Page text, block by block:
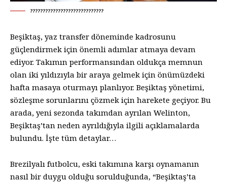
?????????????????????????????
Beşiktaş, yaz transfer döneminde kadrosunu
güçlendirmek için önemli adımlar atmaya devam
ediyor. Takımın performansından oldukça memnun
olan iki yıldızıyla bir araya gelmek için önümüzdeki
hafta masaya oturmayı planlıyor. Beşiktaş yönetimi,
sözleşme sorunlarını çözmek için harekete geçiyor. Bu
arada, yeni sezonda takımdan ayrılan Welinton,
Beşiktaş’tan neden ayrıldığıyla ilgili açıklamalarda
bulundu. İşte tüm detaylar…
Brezilyalı futbolcu, eski takımına karşı oynamanın
nasıl bir duygu olduğu sorulduğunda, “Beşiktaş’ta